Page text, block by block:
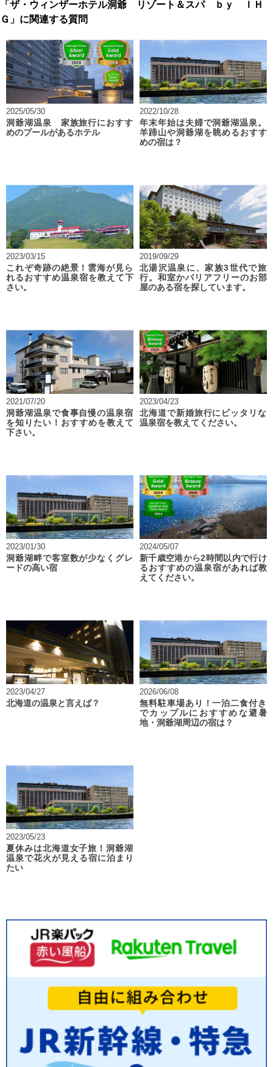
「ザ・ウィンザーホテル洞爺 リゾート＆スパ ｂｙ ＩＨ
Ｇ」に関連する質問
2025/05/30
洞爺湖温泉 家族旅行におすす
めのプールがあるホテル
2022/10/28
年末年始は夫婦で洞爺湖温泉。
羊蹄山や洞爺湖を眺めるおすす
めの宿は？
2023/03/15
これぞ奇跡の絶景！雲海が見ら
れるおすすめ温泉宿を教えて下
さい。
2019/09/29
北湯沢温泉に、家族3世代で旅
行。和室かバリアフリーのお部
屋のある宿を探しています。
2021/07/20
洞爺湖温泉で食事自慢の温泉宿
を知りたい！おすすめを教えて
下さい。
2023/04/23
北海道で新婚旅行にピッタリな
温泉宿を教えてください。
2023/01/30
洞爺湖畔で客室数が少なくグレ
ードの高い宿
2024/05/07
新千歳空港から2時間以内で行け
るおすすめの温泉宿があれば教
えてください。
2023/04/27
北海道の温泉と言えば？
2026/06/08
無料駐車場あり！一泊二食付き
でカップルにおすすめな避暑
地・洞爺湖周辺の宿は？
2023/05/23
夏休みは北海道女子旅！洞爺湖
温泉で花火が見える宿に泊まり
たい